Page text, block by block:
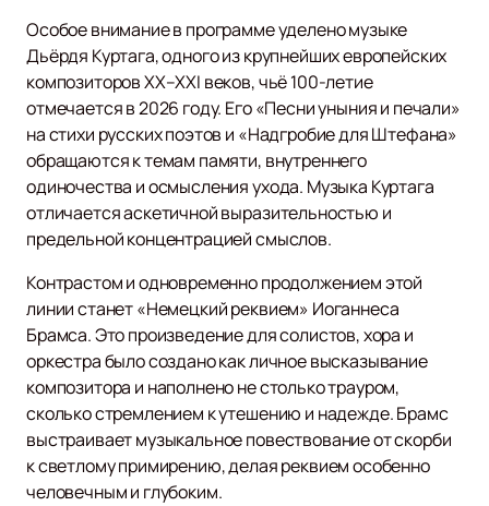
Особое внимание в программе уделено музыке
Дьёрдя Куртага, одного из крупнейших европейских
композиторов XX–XXI веков, чьё 100-летие
отмечается в 2026 году. Его «Песни уныния и печали»
на стихи русских поэтов и «Надгробие для Штефана»
обращаются к темам памяти, внутреннего
одиночества и осмысления ухода. Музыка Куртага
отличается аскетичной выразительностью и
предельной концентрацией смыслов.
Контрастом и одновременно продолжением этой
линии станет «Немецкий реквием» Иоганнеса
Брамса. Это произведение для солистов, хора и
оркестра было создано как личное высказывание
композитора и наполнено не столько трауром,
сколько стремлением к утешению и надежде. Брамс
выстраивает музыкальное повествование от скорби
к светлому примирению, делая реквием особенно
человечным и глубоким.